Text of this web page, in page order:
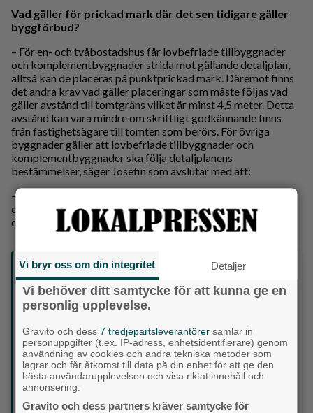
Vad gäller för prickad mark där det sen tidigare gäller
byggförbud?
– För en- och tvåbostadshus får lovbefriade tillbyggnader
och komplementbyggnader strida mot gällande detaljplan,
alltså kan de placeras på punktprickad mark. Däremot finns
det andra krav vad gäller placeringar som måste följas vad
gäller avstånd till tomtgräns vilket är minst 4,5 meter. Detta
avstånd kan vara mindre om skriftligt godkännande finns
från fastighetsägare till tomten som berörs. För övriga
byggnader gäller att lovbefriade tillbyggnader och
komplementbyggnader ska följa detaljplanens
bestämmelser, säger Josefin som avslutar med att:
– Observera att Attefallsreglerna gäller inte längre utan har
ersatts av de nya reglerna kring lovbefrielse för tillbyggnad
och komplementbyggnad.
Så förändras reglerna – kort sammanfattning
• Komplementbyggnader: Upp till 45 m² inom detaljplan,
65 m² utanför
• Tillbyggnader: Upp till 30 m² utan bygglov, även i flera
• Fasadändringar: Blir lovfria för småhus
• Attefall: Ingen anmälan krävs, men reglerna gäller
• Vindar: Lättare att få bygglov
• Utanför detaljplan: Lokaler upp till 50 m² kan inredas
lovfritt
Vi bryr oss om din integritet Detaljer
Vi behöver ditt samtycke för att kunna ge en
personlig upplevelse.
Gravito och dess7 tredjepartsleverantörer samlar in
personuppgifter (t.ex. IP-adress, enhetsidentifierare) genom
användning av cookies och andra tekniska metoder som
lagrar och får åtkomst till data på din enhet för att ge den
bästa användarupplevelsen och visa riktat innehåll och
annonsering.
Gravito och dess partners kräver samtycke för